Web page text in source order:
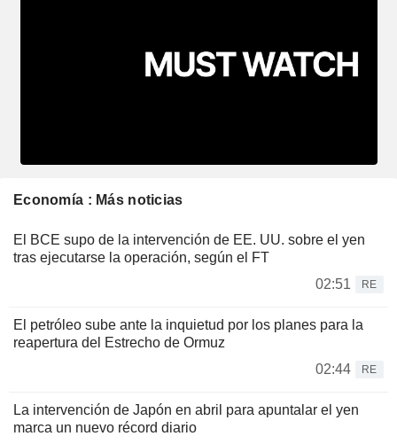
Economía : Más noticias
El BCE supo de la intervención de EE. UU. sobre el yen
tras ejecutarse la operación, según el FT
02:51
RE
El petróleo sube ante la inquietud por los planes para la
reapertura del Estrecho de Ormuz
02:44
RE
La intervención de Japón en abril para apuntalar el yen
marca un nuevo récord diario